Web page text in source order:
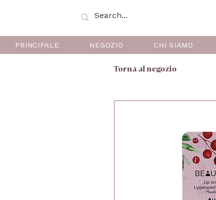
PRINCIPALE NEGOZIO CHI SIAMO
Torna al negozio